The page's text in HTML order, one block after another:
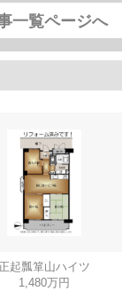
一覧ページへ
正起瓢箪山ハイツ
1,480万円